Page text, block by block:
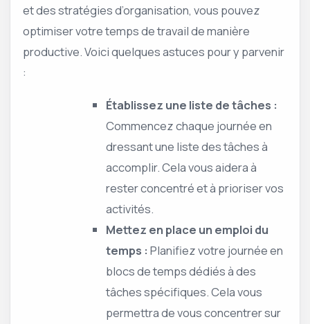
et des stratégies d’organisation, vous pouvez
optimiser votre temps de travail de manière
productive. Voici quelques astuces pour y parvenir
:
Établissez une liste de tâches :
Commencez chaque journée en
dressant une liste des tâches à
accomplir. Cela vous aidera à
rester concentré et à prioriser vos
activités.
Mettez en place un emploi du
temps : Planifiez votre journée en
blocs de temps dédiés à des
tâches spécifiques. Cela vous
permettra de vous concentrer sur